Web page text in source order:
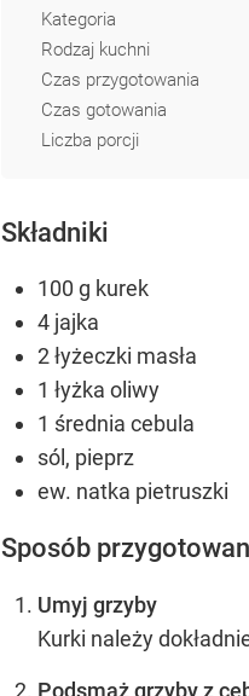
Kategoria
Rodzaj kuchni
Czas przygotowania
Czas gotowania
Liczba porcji
Składniki
100 g kurek
4 jajka
2 łyżeczki masła
1 łyżka oliwy
1 średnia cebula
sól, pieprz
ew. natka pietruszki
Sposób
Umyj grzyby
Kurki należy
Podsmaż grzyby z